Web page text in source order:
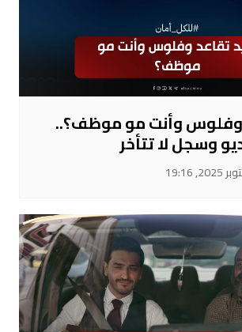
وفلوس وأنت مو موظف؟..
وسجل لا تتأخر